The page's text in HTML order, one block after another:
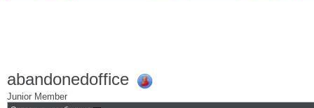
abandonedoffice
Junior Member